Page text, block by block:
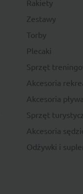
Rakiety
Zestawy
Torby
Plecaki
Sprzęt
Akcesoria
Akcesoria
Sprzęt
Akcesoria
Odżywki i